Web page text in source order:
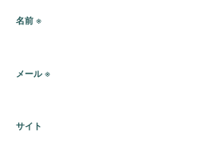
名前 ※
メール※
サイト